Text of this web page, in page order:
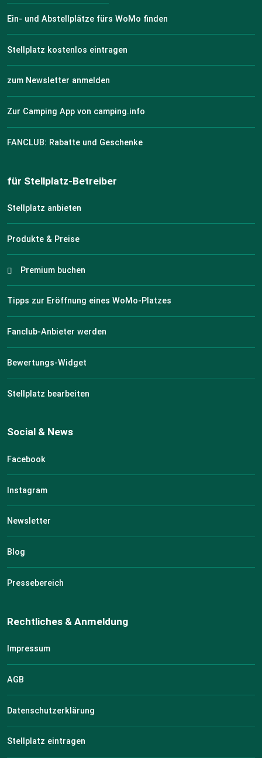
Ein- und Abstellplätze fürs WoMo finden
Stellplatz kostenlos eintragen
zum Newsletter anmelden
Zur Camping App von camping.info
FANCLUB: Rabatte und Geschenke
für Stellplatz-Betreiber
Stellplatz anbieten
Produkte & Preise
Premium buchen
Tipps zur Eröffnung eines WoMo-Platzes
Fanclub-Anbieter werden
Bewertungs-Widget
Stellplatz bearbeiten
Social & News
Facebook
Instagram
Newsletter
Blog
Pressebereich
Rechtliches & Anmeldung
Impressum
AGB
Datenschutzerklärung
Stellplatz eintragen